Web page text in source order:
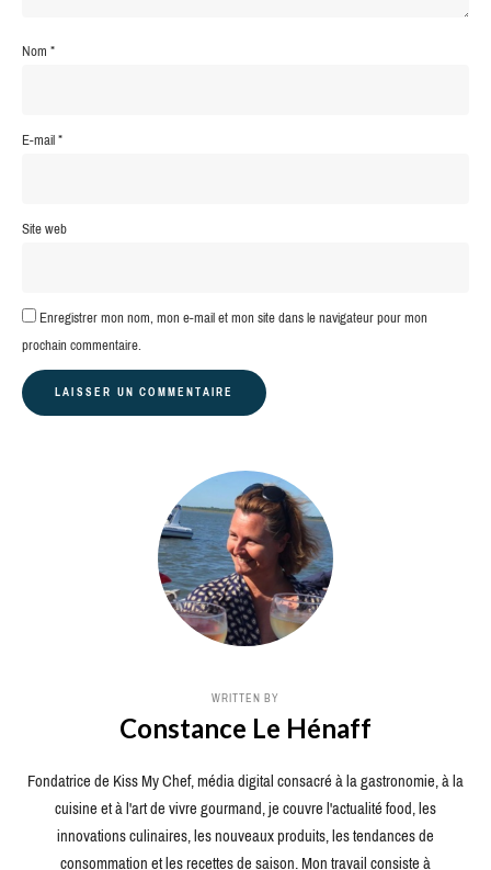
Nom*
E-mail*
Site web
Enregistrer mon nom, mon e-mail et mon site dans le navigateur pour mon
prochain commentaire.
WRITTEN BY
Constance Le Hénaff
Fondatrice de Kiss My Chef, média digital consacré à la gastronomie, à la
cuisine et à l'art de vivre gourmand, je couvre l'actualité food, les
innovations culinaires, les nouveaux produits, les tendances de
consommation et les recettes de saison. Mon travail consiste à